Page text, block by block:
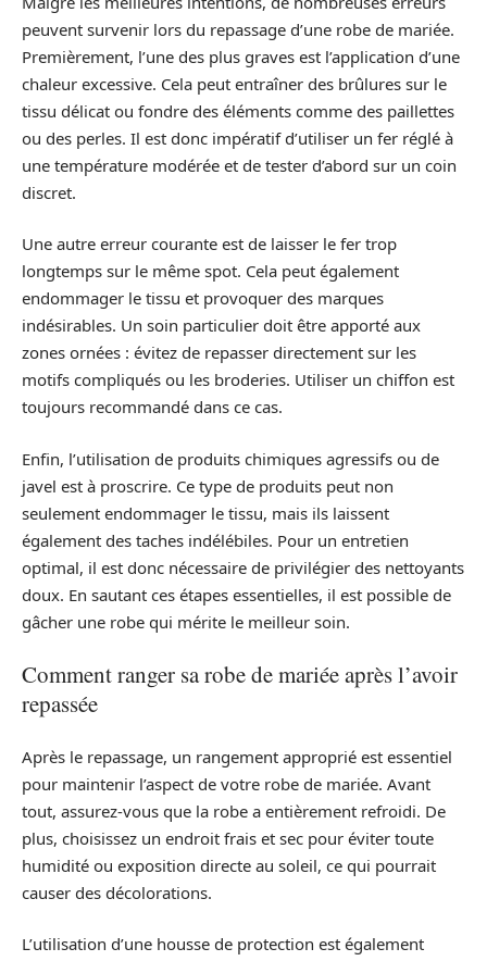
peuvent survenir lors du repassage d’une robe de mariée.
Premièrement, l’une des plus graves est l’application d’une
chaleur excessive. Cela peut entraîner des brûlures sur le
tissu délicat ou fondre des éléments comme des paillettes
ou des perles. Il est donc impératif d’utiliser un fer réglé à
une température modérée et de tester d’abord sur un coin
discret.
Une autre erreur courante est de laisser le fer trop
longtemps sur le même spot. Cela peut également
endommager le tissu et provoquer des marques
indésirables. Un soin particulier doit être apporté aux
zones ornées : évitez de repasser directement sur les
motifs compliqués ou les broderies. Utiliser un chiffon est
toujours recommandé dans ce cas.
Enfin, l’utilisation de produits chimiques agressifs ou de
javel est à proscrire. Ce type de produits peut non
seulement endommager le tissu, mais ils laissent
également des taches indélébiles. Pour un entretien
optimal, il est donc nécessaire de privilégier des nettoyants
doux. En sautant ces étapes essentielles, il est possible de
gâcher une robe qui mérite le meilleur soin.
Comment ranger sa robe de mariée après l’avoir
repassée
Après le repassage, un rangement approprié est essentiel
pour maintenir l’aspect de votre robe de mariée. Avant
tout, assurez-vous que la robe a entièrement refroidi. De
plus, choisissez un endroit frais et sec pour éviter toute
humidité ou exposition directe au soleil, ce qui pourrait
causer des décolorations.
L’utilisation d’une housse de protection est également